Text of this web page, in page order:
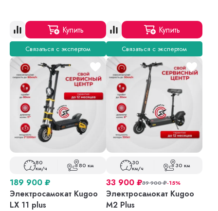
Купить
Связаться с экспертом
Купить
Связаться с экспертом
80
км/ч 80 км
189 900 ₽
Электросамокат Kugoo
LX 11 plus
30
км/ч 30 км
33 900 ₽39 900₽-15%
Электросамокат Kugoo
M2 Plus